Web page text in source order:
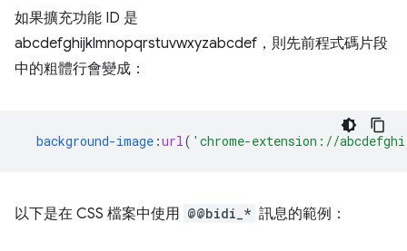
如果擴充功能 ID 是
abcdefghijklmnopqrstuvwxyzabcdef，則先前程式碼片段
中的粗體行會變成：
background-image :url( 'chrome-extension://
以下是在 CSS 檔案中使用 @@bidi_* 訊息的範例：